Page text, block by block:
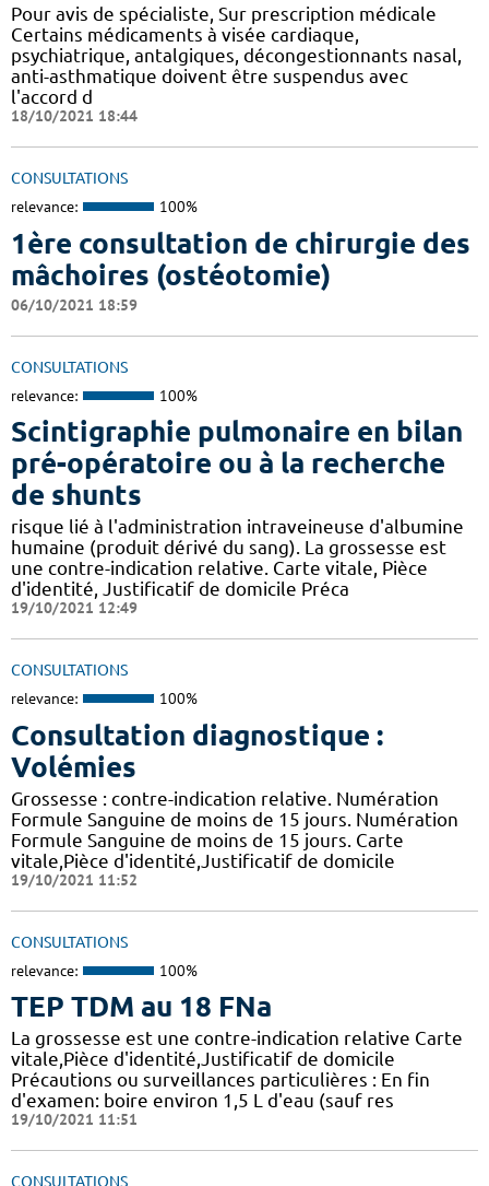
Pour avis de spécialiste, Sur prescription médicale
Certains médicaments à visée cardiaque,
psychiatrique, antalgiques, décongestionnants nasal,
anti-asthmatique doivent être suspendus avec
l'accord d
18/10/2021 18:44
CONSULTATIONS
relevance: 100%
1ère consultation de chirurgie des
mâchoires (ostéotomie)
06/10/2021 18:59
CONSULTATIONS
relevance: 100%
Scintigraphie pulmonaire en bilan
pré-opératoire ou à la recherche
de shunts
risque lié à l'administration intraveineuse d'albumine
humaine (produit dérivé du sang). La grossesse est
une contre-indication relative. Carte vitale, Pièce
d'identité, Justificatif de domicile Préca
19/10/2021 12:49
CONSULTATIONS
relevance: 100%
Consultation diagnostique :
Volémies
Grossesse : contre-indication relative. Numération
Formule Sanguine de moins de 15 jours. Numération
Formule Sanguine de moins de 15 jours. Carte
vitale,Pièce d'identité,Justificatif de domicile
19/10/2021 11:52
CONSULTATIONS
relevance: 100%
TEP TDM au 18 FNa
La grossesse est une contre-indication relative Carte
vitale,Pièce d'identité,Justificatif de domicile
Précautions ou surveillances particulières : En fin
d'examen: boire environ 1,5 L d'eau (sauf res
19/10/2021 11:51
CONSULTATIONS